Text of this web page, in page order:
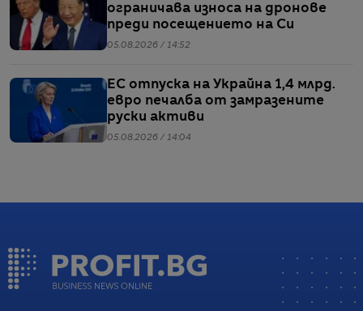
ограничава износа на дронове
преди посещението на Си
05.08.2026 / 14:52
ЕС отпуска на Украйна 1,4 млрд.
евро печалба от замразените
руски активи
05.08.2026 / 14:04